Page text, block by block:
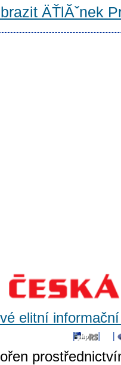
ÄŤlĂˇnek
elitní